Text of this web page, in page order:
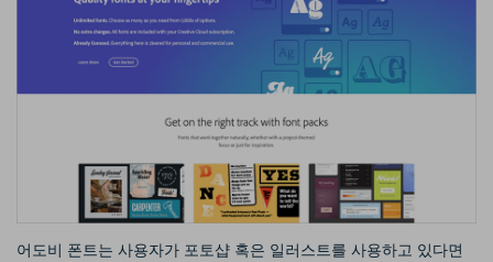
어도비 폰트는 사용자가 포토샵 혹은 일러스트를 사용하고 있다면